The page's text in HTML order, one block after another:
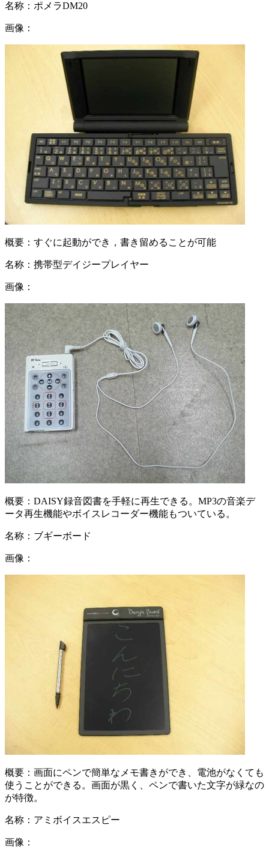
名称： ポメラDM20
画像：
概要： すぐに起動ができ，書き留めることが可能
名称： 携帯型デイジープレイヤー
画像：
概要： DAISY録音図書を手軽に再生できる。MP3の音楽デ
ータ再生機能やボイスレコーダー機能もついている。
名称： ブギーボード
画像：
概要： 画面にペンで簡単なメモ書きができ、電池がなくても
使うことができる。画面が黒く、ペンで書いた文字が緑なの
が特徴。
名称： アミボイスエスピー
画像：